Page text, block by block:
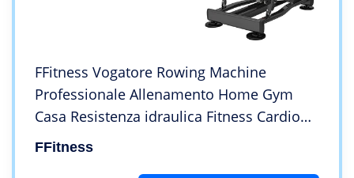
FFitness Vogatore Rowing Machine
Professionale Allenamento Home Gym
Casa Resistenza idraulica Fitness Cardio
Total Body Trainer Crunch FLMD412N
FFitness